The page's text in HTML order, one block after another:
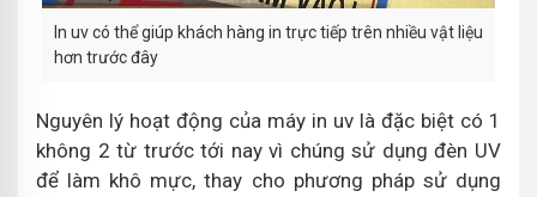
In uv có thể giúp khách hàng in trực tiếp trên nhiều vật liệu
hơn trước đây
Nguyên lý hoạt động của máy in uv là đặc biệt có 1
không 2 từ trước tới nay vì chúng sử dụng đèn UV
để làm khô mực, thay cho phương pháp sử dụng